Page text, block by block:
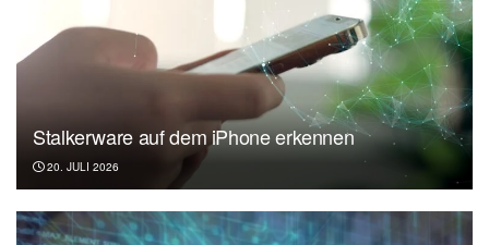
Stalkerware auf dem iPhone erkennen
20. JULI 2026